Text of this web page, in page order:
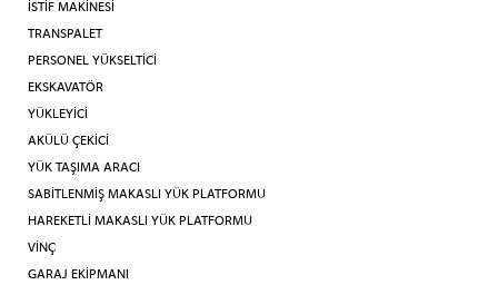
İSTİF MAKİNESİ
TRANSPALET
PERSONEL YÜKSELTİCİ
EKSKAVATÖR
YÜKLEYİCİ
AKÜLÜ ÇEKİCİ
YÜK TAŞIMA ARACI
SABİTLENMİŞ MAKASLI YÜK PLATFORMU
HAREKETLİ MAKASLI YÜK PLATFORMU
VİNÇ
GARAJ EKİPMANI